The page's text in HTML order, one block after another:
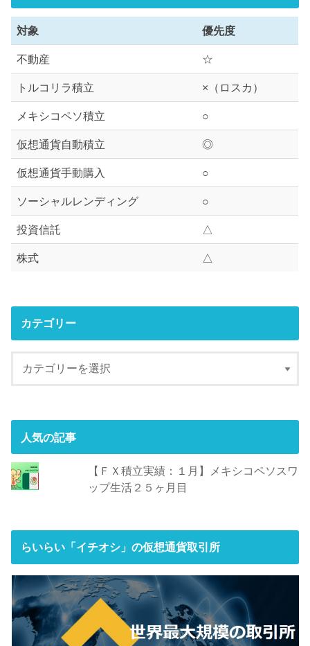
対象 優先度
不動産 ☆
トルコリラ積立 ×（ロスカ）
メキシコペソ積立 ○
仮想通貨自動積立 ◎
仮想通貨手動購入 ○
ソーシャルレンディング ○
投資信託 △
株式 △
カテゴリー
人気の記事
【ＦＸ積立実績：１月】メキシコペソスワ
ップ生活２５ヶ月目
らいらい「イチオシ」の仮想通貨取引所